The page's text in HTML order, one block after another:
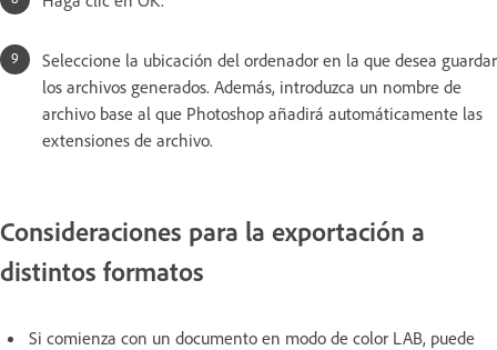
Seleccione la ubicación del ordenador en la que desea guardar
los archivos generados. Además, introduzca un nombre de
archivo base al que Photoshop añadirá automáticamente las
extensiones de archivo.
Consideraciones para la exportación a
distintos formatos
Si comienza con un documento en modo de color LAB, puede